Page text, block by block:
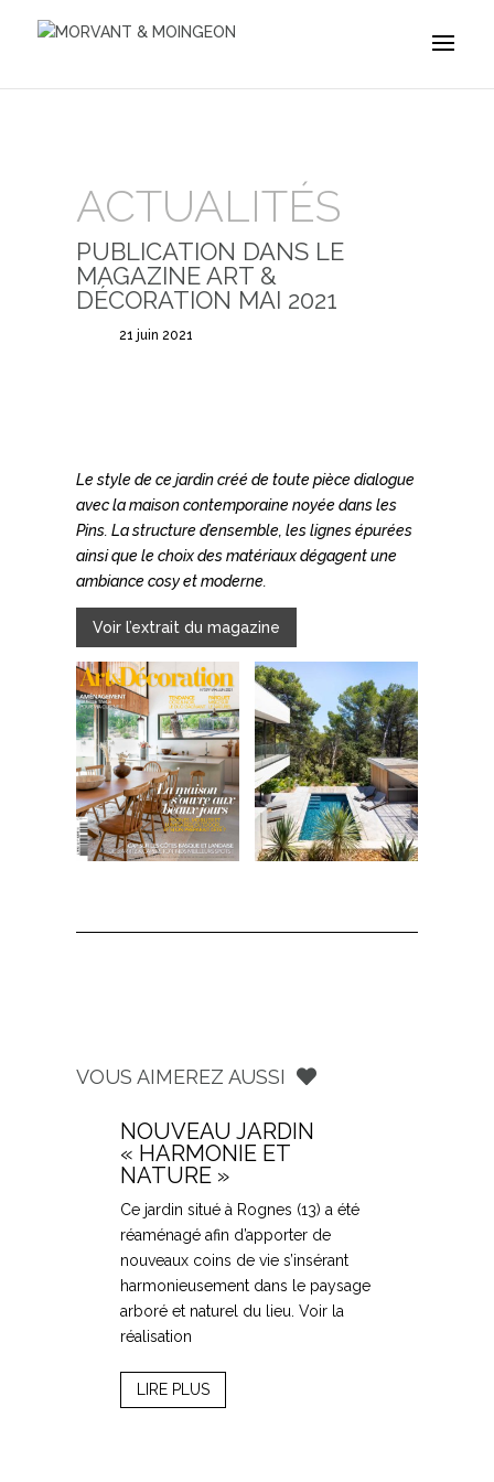
ACTUALITÉS
PUBLICATION DANS LE
MAGAZINE ART &
DÉCORATION MAI 2021
21 juin 2021
Le style de ce jardin créé de toute pièce dialogue
avec la maison contemporaine noyée dans les
Pins. La structure d’ensemble, les lignes épurées
ainsi que le choix des matériaux dégagent une
ambiance cosy et moderne.
Voir l’extrait du magazine
VOUS AIMEREZ AUSSI
NOUVEAU JARDIN
« HARMONIE ET
NATURE »
Ce jardin situé à Rognes (13) a été
réaménagé afin d’apporter de
nouveaux coins de vie s’insérant
harmonieusement dans le paysage
arboré et naturel du lieu. Voir la
réalisation
LIRE PLUS